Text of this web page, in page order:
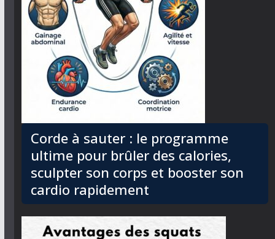
Corde à sauter : le programme
ultime pour brûler des calories,
sculpter son corps et booster son
cardio rapidement